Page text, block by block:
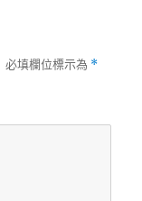
必填欄位標示為 *